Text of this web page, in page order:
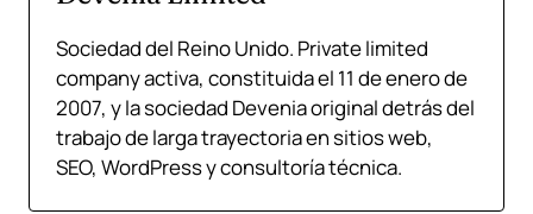
Sociedad del Reino Unido. Private limited
company activa, constituida el 11 de enero de
2007, y la sociedad Devenia original detrás del
trabajo de larga trayectoria en sitios web,
SEO, WordPress y consultoría técnica.